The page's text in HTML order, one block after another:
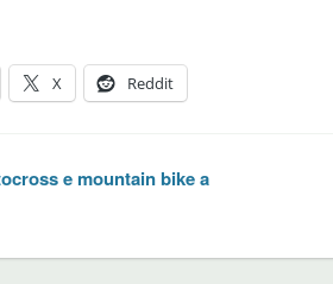
X Reddit
e mountain bike a